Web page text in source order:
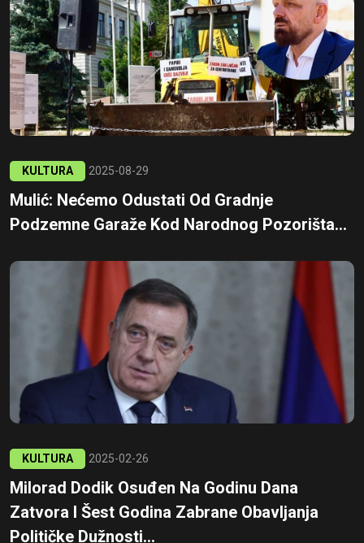
KULTURA 2025-08-29
Mulić: Nećemo Odustati Od Gradnje
Podzemne Garaže Kod Narodnog Pozorišta...
KULTURA 2025-02-26
Milorad Dodik Osuđen Na Godinu Dana
Zatvora I Šest Godina Zabrane Obavljanja
Političke Dužnosti...